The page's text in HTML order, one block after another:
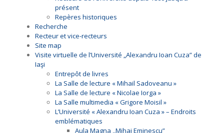
présent
Repères historiques
Recherche
Recteur et vice-recteurs
Site map
Visite virtuelle de l’Université „Alexandru Ioan Cuza” de
Iaşi
Entrepôt de livres
La Salle de lecture « Mihail Sadoveanu »
La Salle de lecture « Nicolae Iorga »
La Salle multimedia « Grigore Moisil »
L’Université « Alexandru Ioan Cuza » – Endroits
emblématiques
Aula Magna ,,Mihai Eminescu”